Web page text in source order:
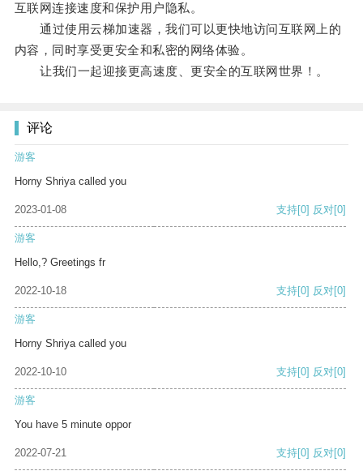
互联网连接速度和保护用户隐私。
通过使用云梯加速器，我们可以更快地访问互联网上的
内容，同时享受更安全和私密的网络体验。
让我们一起迎接更高速度、更安全的互联网世界！。
评论
游客
Horny Shriya called you
2023-01-08 支持[0] 反对[0]
游客
Hello,? Greetings fr
2022-10-18 支持[0] 反对[0]
游客
Horny Shriya called you
2022-10-10 支持[0] 反对[0]
游客
You have 5 minute oppor
2022-07-21 支持[0] 反对[0]